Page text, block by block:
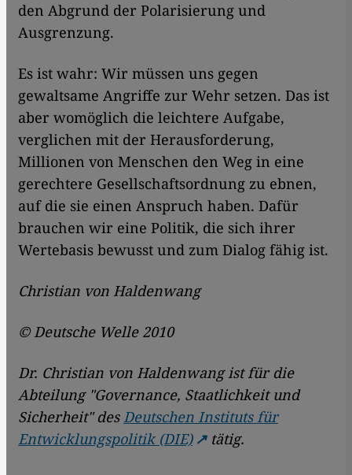
den Abgrund der Polarisierung und
Ausgrenzung.
Es ist wahr: Wir müssen uns gegen
gewaltsame Angriffe zur Wehr setzen. Das ist
aber womöglich die leichtere Aufgabe,
verglichen mit der Herausforderung,
Millionen von Menschen den Weg in eine
gerechtere Gesellschaftsordnung zu ebnen,
auf die sie einen Anspruch haben. Dafür
brauchen wir eine Politik, die sich ihrer
Wertebasis bewusst und zum Dialog fähig ist.
Christian von Haldenwang
© Deutsche Welle 2010
Dr. Christian von Haldenwang ist für die
Abteilung "Governance, Staatlichkeit und
Sicherheit" des Deutschen Instituts für
Entwicklungspolitik (DIE)
tätig.